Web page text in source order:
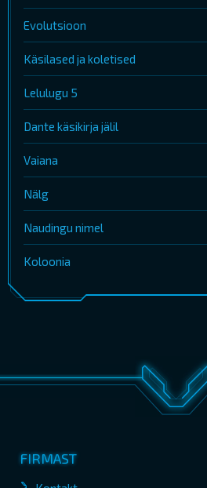
Evolutsioon
Käsilased ja koletised
Lelulugu 5
Dante käsikirja jälil
Vaiana
Nälg
Naudingu nimel
Koloonia
FIRMAST